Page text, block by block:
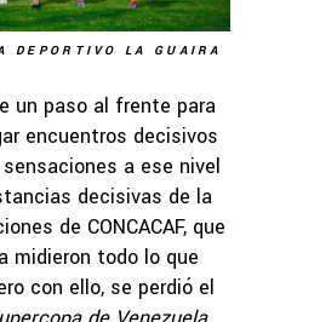
DEPORTIVO LA GUAIRA
un paso al frente para
encuentros decisivos
a ese nivel
decisivas de la
de CONCACAF, que
midieron todo lo que
con ello, se perdió el